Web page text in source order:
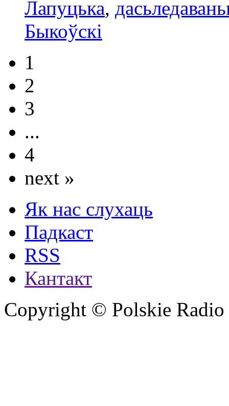
Лапуцька,
Быкоўскі
1
2
3
...
4
next »
Як нас слухаць
Падкаст
RSS
Кантакт
Copyright © Polskie